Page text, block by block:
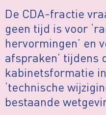
De CDA-fractie
geen tijd is voor
hervormingen’ en
afspraken’ tijdens
kabinetsformatie
‘technische
bestaande